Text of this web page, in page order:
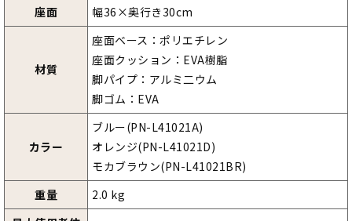
座面
幅36×奥行き30cm
材質
座面ベース：ポリエチレン
座面クッション：EVA樹脂
脚パイプ：アルミ二ウム
脚ゴム：EVA
カラー
ブルー(PN-L41021A)
オレンジ(PN-L41021D)
モカブラウン(PN-L41021BR)
重量
2.0 kg